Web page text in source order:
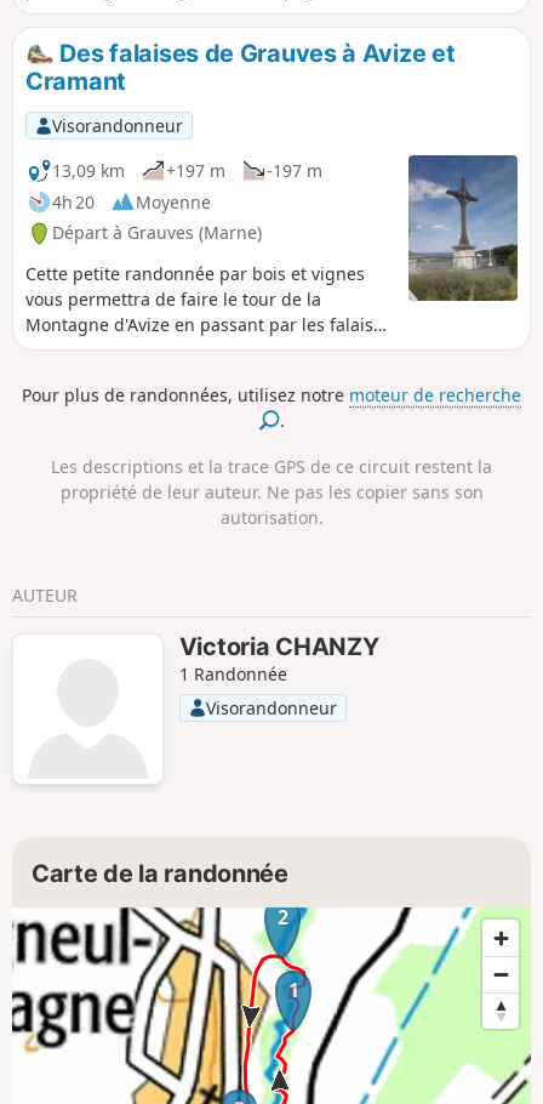
belles vues sur la vallée. Visites culturelles
possibles.
Des falaises de Grauves à Avize et
Cramant
Visorandonneur
13,09 km
+197 m
-197 m
4h 20
Moyenne
Départ à Grauves (Marne)
Cette petite randonnée par bois et vignes
vous permettra de faire le tour de la
Montagne d'Avize en passant par les falaises
de Grauves, le magnifique parc Vix d'Avize et
360° de la région ! Ce circuit n'est pas balisé
pour une grande partie. L'application est
en période de chasse.
Pour plus de randonnées, utilisez notre moteur de recherche
.
Les descriptions et la trace GPS de ce circuit restent la
propriété de leur auteur. Ne pas les copier sans son
autorisation.
AUTEUR
Victoria CHANZY
1 Randonnée
Visorandonneur
Carte de la randonnée
1
2